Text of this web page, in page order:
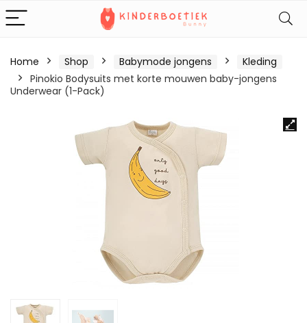
Home Shop Babymode jongens
Kleding
Pinokio Bodysuits met korte mouwen baby-jongens
Underwear (1-Pack)